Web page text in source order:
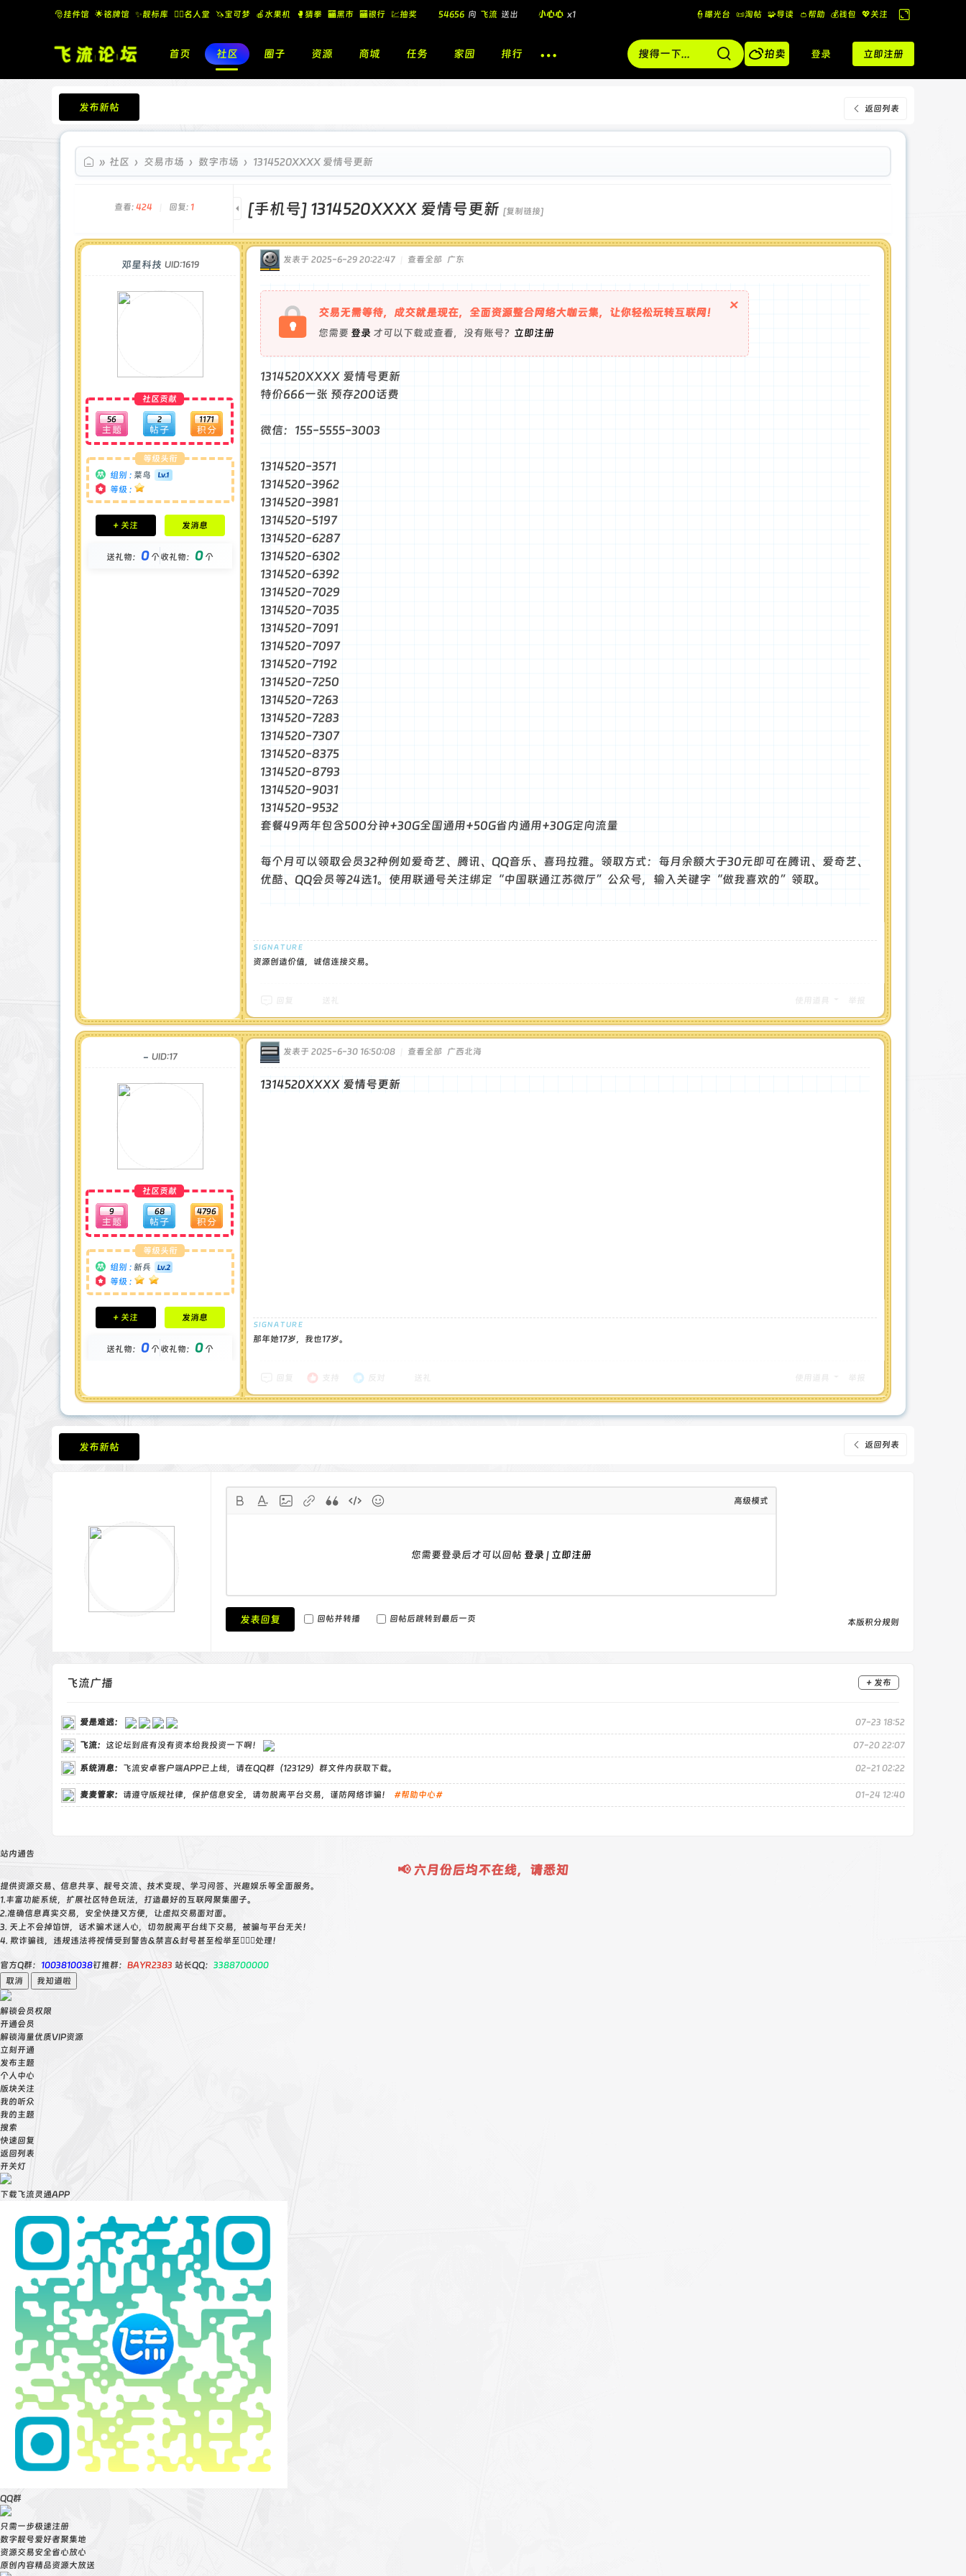
🎅挂件馆 🌟铭牌馆 ✨️靓标库 🧚‍♂️名人堂 🦄宝可梦 🍎水果机 🥊猜拳 🏧黑市 🏧银行 💹抽奖
🎁
54656 向 飞流 送出 小心心 x1
飞流 向 北 酷盖墨镜
飞流 向 北 送出 小心心 x1
👮曝光台 📜淘帖 🧩导读 👛帮助 💰️钱包 💖关注
换
到
宽
版
首页 社区 圈子 资源 商城 任务 家园 排行 拍卖 登录 立即注册
返回列表
发布新帖
飞流论坛
» 社区 › 交易市场 › 数字市场 › 1314520XXXX 爱情号更新
查看: 424 回复: 1 [手机号] 1314520XXXX 爱情号更新 [复制链接]
邓星科技 UID:1619
社区贡献
56 2 1171
等级头衔
组别 : 菜鸟
等级 :
积分成就
钻石 : 0 颗
金币 : 0 枚
+ 关注 发消息
送礼物： 0个收礼物： 0个
发表于 2025-6-29 20:22:47 查看全部 广东
交易无需等待，成交就是现在，全面资源整合网络大咖云集，让你轻松玩转互联网！
您需要 登录 才可以下载或查看，没有账号？ 立即注册
×
1314520XXXX 爱情号更新
特价666一张 预存200话费
微信：155-5555-3003
1314520-3571
1314520-3962
1314520-3981
1314520-5197
1314520-6287
1314520-6302
1314520-6392
1314520-7029
1314520-7035
1314520-7091
1314520-7097
1314520-7192
1314520-7250
1314520-7263
1314520-7283
1314520-7307
1314520-8375
1314520-8793
1314520-9031
1314520-9532
套餐49两年包含500分钟+30G全国通用+50G省内通用+30G定向流量
每个月可以领取会员32种例如爱奇艺、腾讯、QQ音乐、喜玛拉雅。领取方式：每月余额大于30元即可在腾讯、爱奇艺、
优酷、QQ会员等24选1。使用联通号关注绑定“中国联通江苏微厅”公众号，输入关键字“做我喜欢的”领取。
资源创造价值，诚信连接交易。
- UID:17
社区贡献
9 68 4796
等级头衔
组别 : 新兵
等级 :
积分成就
钻石 : 0 颗
金币 : 0 枚
+ 关注 发消息
送礼物： 0个收礼物： 0个
发表于 2025-6-30 16:50:08 查看全部 广西北海
1314520XXXX 爱情号更新
那年她17岁，我也17岁。
返回列表
发布新帖
高级模式
您需要登录后才可以回帖 登录 | 立即注册
发表回复 回帖并转播 回帖后跳转到最后一页 本版积分规则
飞流广播 + 发布
爱是难逃： 07-23 18:52
飞流： 这论坛到底有没有资本给我投资一下啊！ 07-20 22:07
系统消息： 飞流安卓客户端APP已上线，请在QQ群（123129）群文件内获取下载。 02-21 02:22
麦麦管家： 请遵守版规社律，保护信息安全，请勿脱离平台交易，谨防网络诈骗！ #帮助中心# 01-24 12:40
站内通告
📢 六月份后均不在线，请悉知
提供资源交易、信息共享、靓号交流、技术变现、学习问答、兴趣娱乐等全面服务。
1.丰富功能系统，扩展社区特色玩法，打造最好的互联网聚集圈子。
2.准确信息真实交易，安全快捷又方便，让虚拟交易面对面。
3. 天上不会掉馅饼，话术骗术迷人心，切勿脱离平台线下交易，被骗与平台无关！
4. 欺诈骗钱，违规违法将视情受到警告&禁言&封号甚至检举至👮🏻‍♀️处理！
官方Q群： 1003810038钉推群： BAYR2383 站长QQ： 3388700000
取消
我知道啦
解锁会员权限
开通会员
解锁海量优质VIP资源
立刻开通
发布主题
个人中心
版块关注
我的听众
我的主题
搜索
快速回复
返回列表
开关灯
下载飞流灵通APP
QQ群
只需一步极速注册
数字靓号爱好者聚集地
资源交易安全省心放心
原创内容精品资源大放送